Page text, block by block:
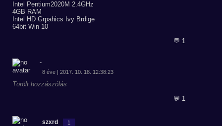
Intel Pentium2020M 2.4GHz
4GB RAM
Intel HD Grpahics Ivy Brdige
64bit Win 10
💬 1
-
8 éve | 2017. 10. 18. 12:38:23
Törölt hozzászólás
💬 1
szxrd 1